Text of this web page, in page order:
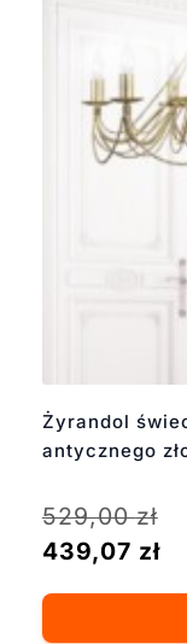
Żyrandol
antycznego
529,00zł
439,07 zł